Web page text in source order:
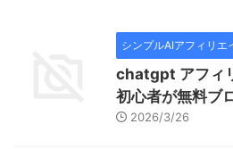
シンプルAIアフィリエ
chatgpt アフィ
初心者が無料ブ
2026/3/26